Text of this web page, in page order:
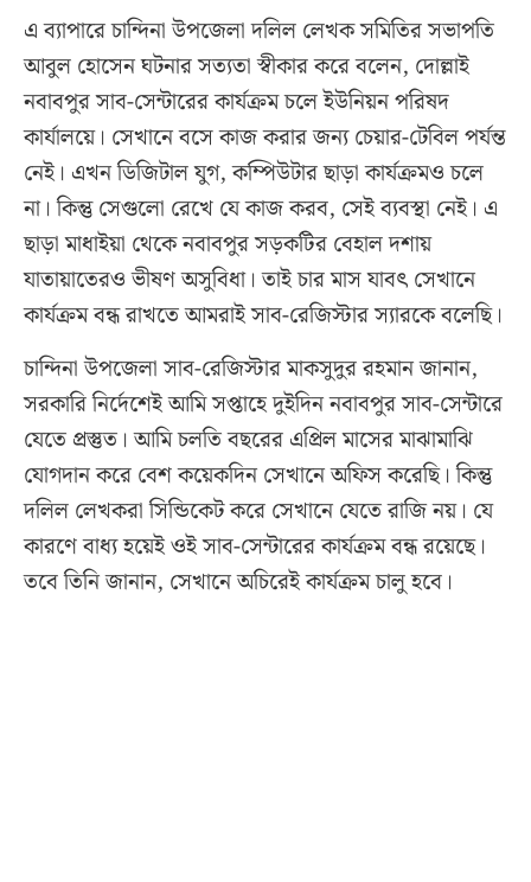
এ ব্যাপারে চান্দিনা উপজেলা দলিল লেখক সমিতির সভাপতি
আবুল হোসেন ঘটনার সত্যতা স্বীকার করে বলেন, দোল্লাই
নবাবপুর সাব-সেন্টারের কার্যক্রম চলে ইউনিয়ন পরিষদ
কার্যালয়ে। সেখানে বসে কাজ করার জন্য চেয়ার-টেবিল পর্যন্ত
নেই। এখন ডিজিটাল যুগ, কম্পিউটার ছাড়া কার্যক্রমও চলে
না। কিন্তু সেগুলো রেখে যে কাজ করব, সেই ব্যবস্থা নেই। এ
ছাড়া মাধাইয়া থেকে নবাবপুর সড়কটির বেহাল দশায়
যাতায়াতেরও ভীষণ অসুবিধা। তাই চার মাস যাবৎ সেখানে
কার্যক্রম বন্ধ রাখতে আমরাই সাব-রেজিস্টার স্যারকে বলেছি।
চান্দিনা উপজেলা সাব-রেজিস্টার মাকসুদুর রহমান জানান,
সরকারি নির্দেশেই আমি সপ্তাহে দুইদিন নবাবপুর সাব-সেন্টারে
যেতে প্রস্তুত। আমি চলতি বছরের এপ্রিল মাসের মাঝামাঝি
যোগদান করে বেশ কয়েকদিন সেখানে অফিস করেছি। কিন্তু
দলিল লেখকরা সিন্ডিকেট করে সেখানে যেতে রাজি নয়। যে
কারণে বাধ্য হয়েই ওই সাব-সেন্টারের কার্যক্রম বন্ধ রয়েছে।
তবে তিনি জানান, সেখানে অচিরেই কার্যক্রম চালু হবে।